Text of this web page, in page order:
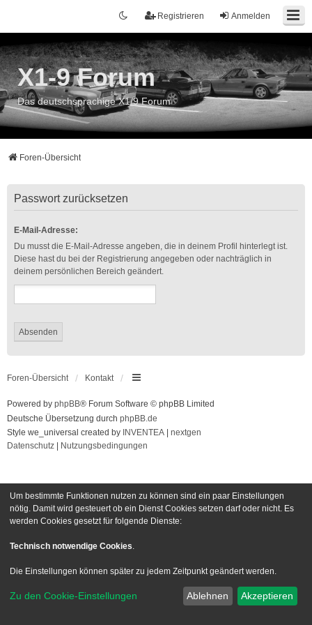
Anmelden
Registrieren
X1-9 Forum
Das deutschsprachige X1/9 Forum
Foren-Übersicht
Passwort zurücksetzen
E-Mail-Adresse:
Du musst die E-Mail-Adresse angeben, die in deinem Profil hinterlegt ist.
Diese hast du bei der Registrierung angegeben oder nachträglich in
deinem persönlichen Bereich geändert.
Foren-Übersicht Kontakt
Powered by phpBB® Forum Software © phpBB Limited
Deutsche Übersetzung durch phpBB.de
Style we_universal created by INVENTEA
nextgen
Datenschutz
Nutzungsbedingungen
Um bestimmte Funktionen nutzen zu können sind ein paar Einstellungen
nötig. Damit wird gesteuert ob ein Dienst Cookies setzen darf oder nicht. Es
werden Cookies gesetzt für folgende Dienste:
Technisch notwendige Cookies.
Die Einstellungen können später zu jedem Zeitpunkt geändert werden.
Zu den Cookie-Einstellungen Ablehnen Akzeptieren